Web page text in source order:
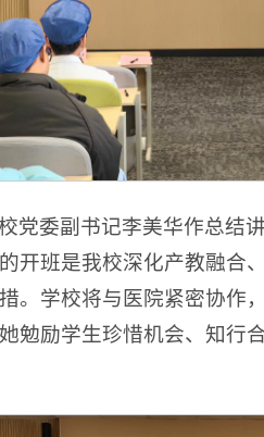
党委副书记李美华作总结
开班是我校深化产教融合
。学校将与医院紧密协作
勉励学生珍惜机会、知行